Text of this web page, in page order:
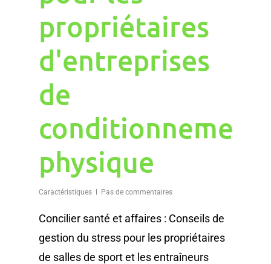
propriétaires
d'entreprises
de
conditionnement
physique
Caractéristiques Pas de commentaires
Concilier santé et affaires : Conseils de
gestion du stress pour les propriétaires
de salles de sport et les entraîneurs